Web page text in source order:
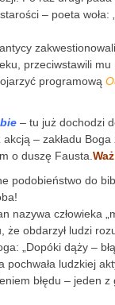
– poeta woła:
przeciwstawili mu
programową
– tu już dochodzi
– zakładu Boga
o duszę Fausta.
podobieństwo do
nazywa człowieka
że obdarzył ludzi
„Dopóki dąży –
pochwała ludzkiej
błędu – jeden z